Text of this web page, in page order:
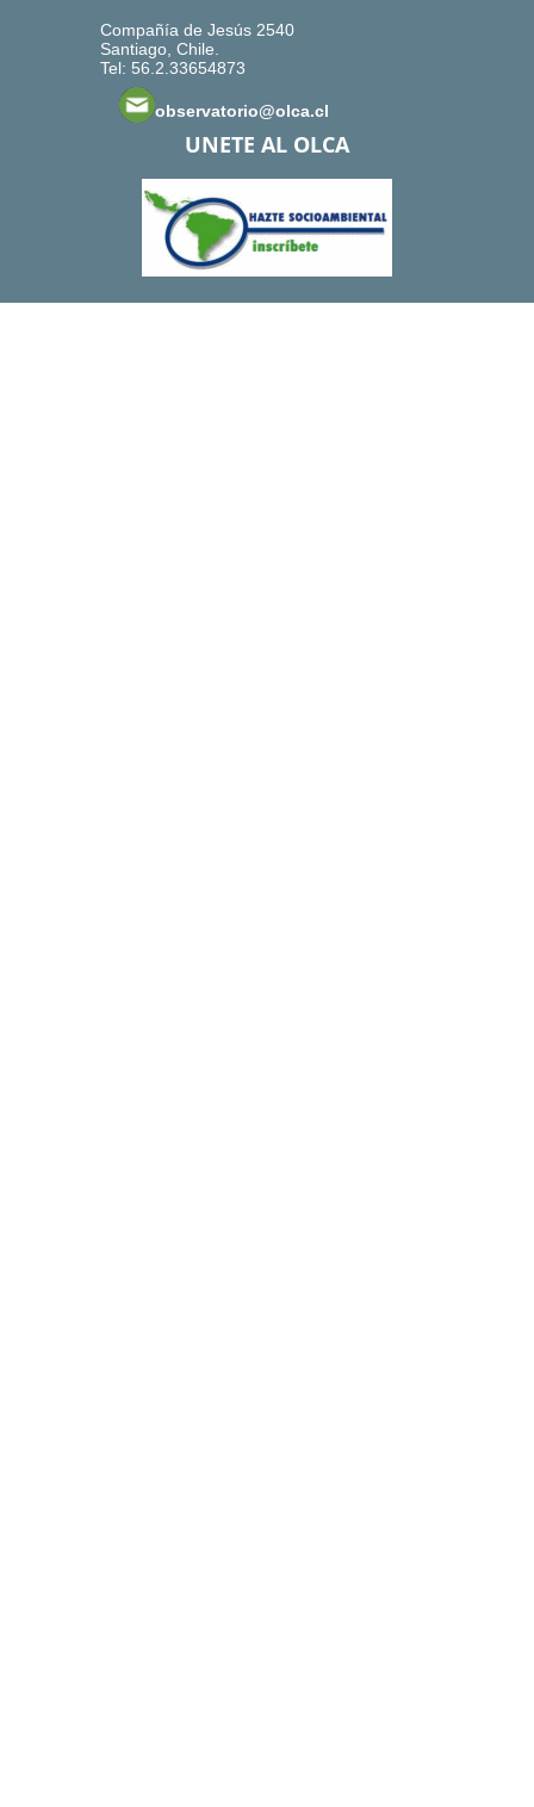
Compañía de Jesús 2540
Santiago, Chile.
Tel: 56.2.33654873
observatorio@olca.cl
UNETE AL OLCA